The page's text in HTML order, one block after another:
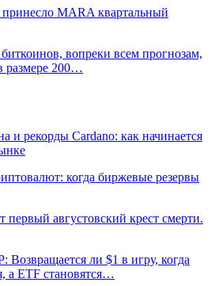
MARA квартальный
вопреки всем прогнозам,
размере 200…
и рекорды Cardano: как начинается
когда биржевые резервы
первый августовский крест смерти.
Возвращается ли $1 в игру, когда
а ETF становятся…